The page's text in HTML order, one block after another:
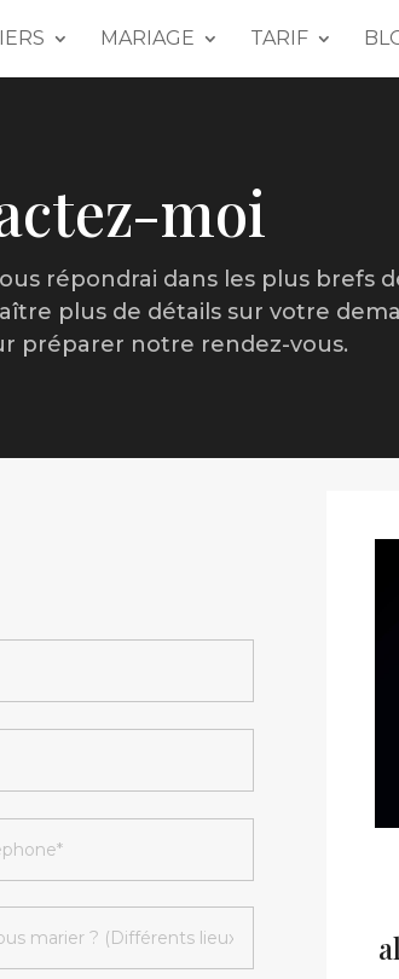
MARIAGE TARIF
moi
répondrai dans les plus brefs
plus de détails sur votre
préparer notre rendez-vous.